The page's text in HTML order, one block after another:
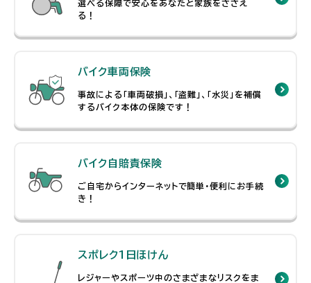
選べる保障で安心をあなたと家族をささえ
る！
バイク車両保険
事故による「車両破損」、「盗難」、「水災」を補償
するバイク本体の保険です！
バイク自賠責保険
ご自宅からインターネットで簡単・便利にお手続
き！
スポレク1日ほけん
レジャーやスポーツ中のさまざまなリスクをま